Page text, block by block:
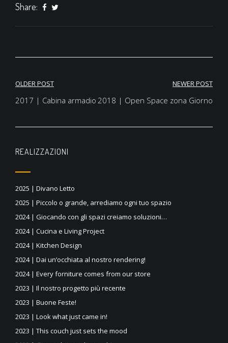
Share:
Navigazione
OLDER POST
2017 | Cabina armadio
NEWER POST
2018 | Open Space zona Giorno
REALIZZAZIONI
2025 | Divano Letto
2025 | Piccolo o grande, arrediamo ogni tuo spazio
2024 | Giocando con gli spazi creiamo soluzioni…
2024 | Cucina e Living Project
2024 | Kitchen Design
2024 | Dai un’occhiata al nostro rendering!
2024 | Every forniture comes from our store
2023 | Il nostro progetto più recente
2023 | Buone Feste!
2023 | Look what just came in!
2023 | This couch just sets the mood